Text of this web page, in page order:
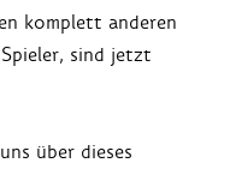
komplett anderen
sind jetzt
über dieses